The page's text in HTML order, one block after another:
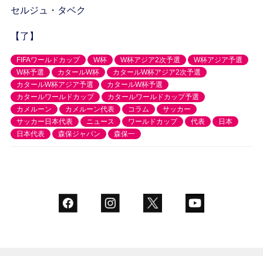
セルジュ・タベク
【了】
FIFAワールドカップ W杯 W杯アジア2次予選
W杯アジア予選
W杯予選
カタールW杯
カタールW杯アジア2次予選
カタールW杯アジア予選
カタールW杯予選
カタールワールドカップ
カタールワールドカップ予選
カメルーン
カメルーン代表 コラム
サッカー
サッカー日本代表
ニュース ワールドカップ 代表
日本
日本代表
森保ジャパン 森保一